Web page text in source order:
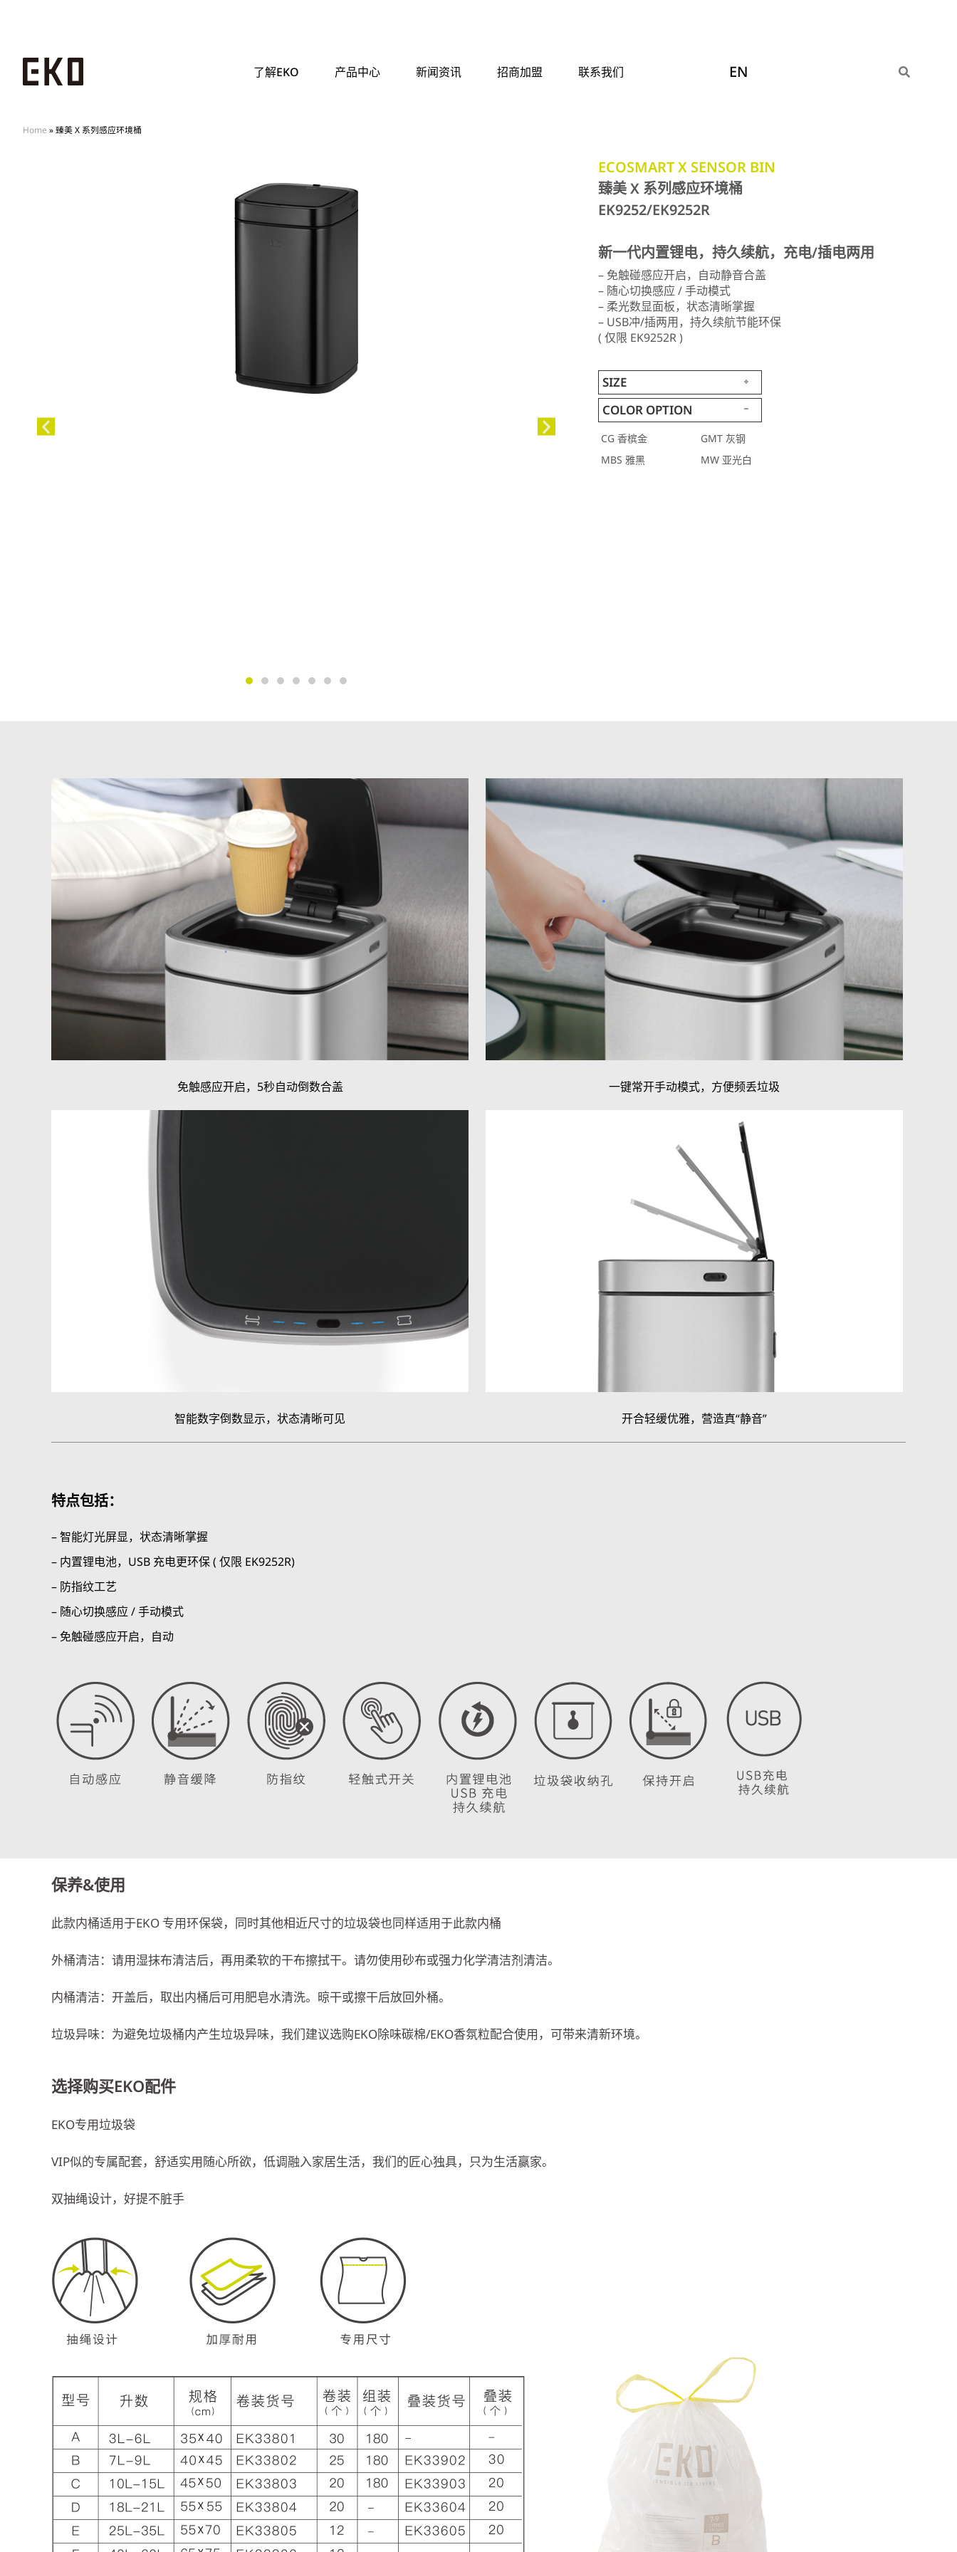
了解EKO 产品中心 新闻资讯 招商加盟 联系我们 EN
Home »臻美 X 系列感应环境桶
ECOSMART X SENSOR BIN
臻美 X 系列感应环境桶
EK9252/EK9252R
新一代内置锂电，持久续航，充电/插电两用
– 免触碰感应开启，自动静音合盖
– 随心切换感应 / 手动模式
– 柔光数显面板，状态清晰掌握
– USB冲/插两用，持久续航节能环保
( 仅限 EK9252R )
SIZE
COLOR OPTION
CG 香槟金
GMT 灰钢
MBS 雅黑
MW 亚光白
免触感应开启，5秒自动倒数合盖 一键常开手动模式，方便频丢垃圾
智能数字倒数显示，状态清晰可见 开合轻缓优雅，营造真“静音”
特点包括：
– 智能灯光屏显，状态清晰掌握
– 内置锂电池，USB 充电更环保 ( 仅限 EK9252R)
– 防指纹工艺
– 随心切换感应 / 手动模式
– 免触碰感应开启，自动
保养&使用
此款内桶适用于EKO 专用环保袋，同时其他相近尺寸的垃圾袋也同样适用于此款内桶
外桶清洁：请用湿抹布清洁后，再用柔软的干布擦拭干。请勿使用砂布或强力化学清洁剂清洁。
内桶清洁：开盖后，取出内桶后可用肥皂水清洗。晾干或擦干后放回外桶。
垃圾异味：为避免垃圾桶内产生垃圾异味，我们建议选购EKO除味碳棉/EKO香氛粒配合使用，可带来清新环境。
选择购买EKO配件
EKO专用垃圾袋
VIP似的专属配套，舒适实用随心所欲，低调融入家居生活，我们的匠心独具，只为生活赢家。
双抽绳设计，好提不脏手